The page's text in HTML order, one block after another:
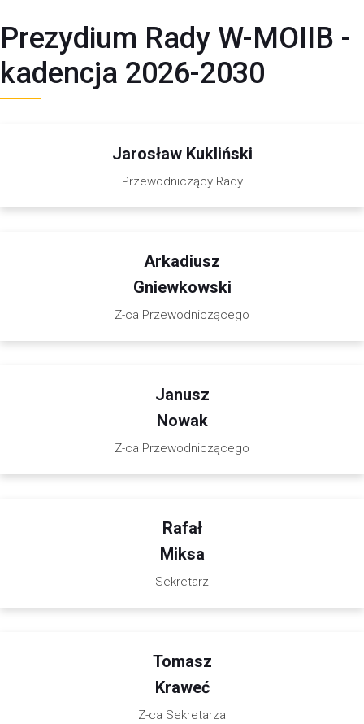
Prezydium Rady W-MOIIB -
kadencja 2026-2030
Jarosław Kukliński
Przewodniczący Rady
Arkadiusz
Gniewkowski
Z-ca Przewodniczącego
Janusz
Nowak
Z-ca Przewodniczącego
Rafał
Miksa
Sekretarz
Tomasz
Kraweć
Z-ca Sekretarza